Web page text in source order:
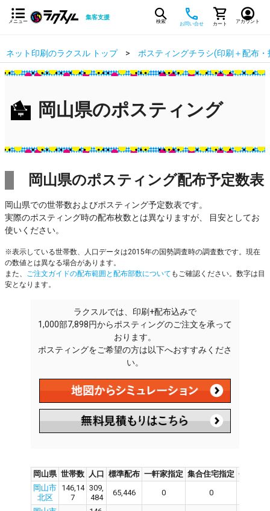
メニュー
集客支援
検索 お問い合せ カート アカウント
ネット印刷のラクスル トップ ポスティングチラシ(印刷＋配布・
岡山県のポスティング
岡山県のポスティング配布予定数表
岡山県での世帯数およびポスティング予定数表です。
実際のポスティング時の配布枚数とは異なりますが、 目安としてお
使いください。
※表示している世帯数、人口データは2015年の国勢調査時の調査数です。現在
の数値とは異なる場合があります。
また、 ご注文ガイドの配布範囲と配布部数について もご確認ください。数字は目
安となります。
ラクスルでは、印刷+配布込みで
1,000部7,898円からポスティングのご注文を承って
おります。
ポスティングをご希望の方は以下へおすすみくださ
い。
岡山県 世帯数 人口 標準配布 一軒家指定 集合住宅指定 会社・
岡山市
北区
146,14
7
309,
484
65,446 0 0